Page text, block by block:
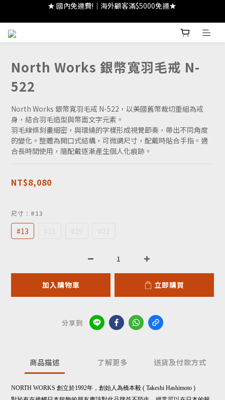
★ 註冊領 $300｜生日領 $300｜滿 $2000 折 $100 ★
★ 註冊領 $300｜生日領 $300｜滿 $2000 折 $100 ★
North Works 銀幣寬羽毛戒 N-
522
North Works 銀幣寬羽毛戒 N-522，以美國舊幣裁切重組為戒
身，結合羽毛造型與幣面文字元素。
羽毛線條刻畫細密，與環繞的字樣形成視覺節奏，帶出不同角度
的變化。整體為開口式結構，可微調尺寸，配戴時貼合手指。適
合長時間使用，隨配戴逐漸產生個人化痕跡。
NT$8,080
尺寸 : #13
#13
加入購物車 立即購買
分享到
商品描述 了解更多 送貨及付款方式
NORTH WORKS 創立於1992年，創始人為橋本毅 ( Takeshi Hashimoto )